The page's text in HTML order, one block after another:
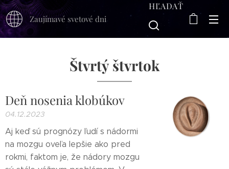
Zaujímavé svetové dni
HĽADAŤ
Štvrtý štvrtok
Deň nosenia klobúkov
04.12.2023
Aj keď sú prognózy ľudí s nádormi
na mozgu oveľa lepšie ako pred
rokmi, faktom je, že nádory mozgu